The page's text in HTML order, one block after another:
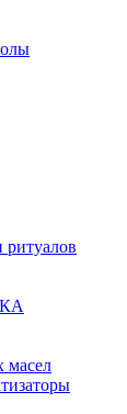
ритуалов
масел